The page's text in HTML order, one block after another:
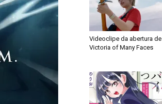
Videoclipe da abertura de
Victoria of Many Faces